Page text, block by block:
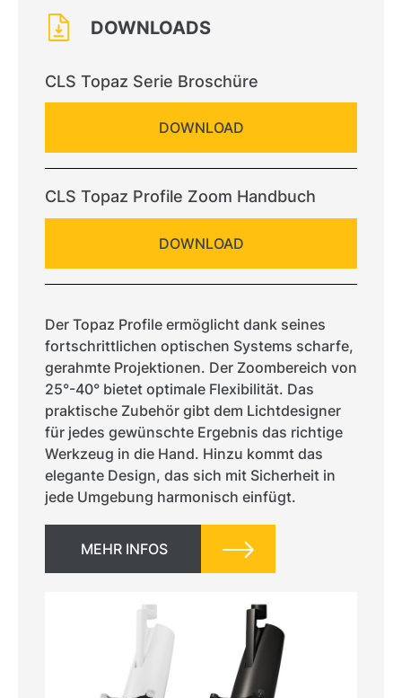
DOWNLOADS
CLS Topaz Serie Broschüre
DOWNLOAD
CLS Topaz Profile Zoom Handbuch
DOWNLOAD
Der Topaz Profile ermöglicht dank seines
fortschrittlichen optischen Systems scharfe,
gerahmte Projektionen. Der Zoombereich von
25°-40° bietet optimale Flexibilität. Das
praktische Zubehör gibt dem Lichtdesigner
für jedes gewünschte Ergebnis das richtige
Werkzeug in die Hand. Hinzu kommt das
elegante Design, das sich mit Sicherheit in
jede Umgebung harmonisch einfügt.
MEHR INFOS